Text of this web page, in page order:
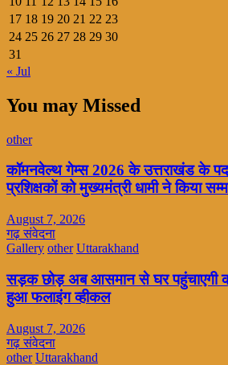
17 18 19 20 21 22 23
24 25 26 27 28 29 30
31
« Jul
You may Missed
other
कॉमनवेल्थ गेम्स 2026 के उत्तराखंड के
प्रशिक्षकों को मुख्यमंत्री धामी ने किया
August 7, 2026
गढ़ संवेदना
Gallery other Uttarakhand
सड़क छोड़ अब आसमान से घर पहुंचाएगी
हुआ फलाइंग व्हीकल
August 7, 2026
गढ़ संवेदना
other Uttarakhand